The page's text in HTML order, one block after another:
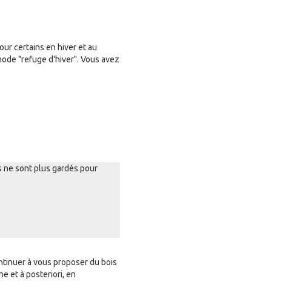
certains en hiver et au
"refuge d'hiver". Vous avez
ne sont plus gardés pour
à vous proposer du bois
et à posteriori, en